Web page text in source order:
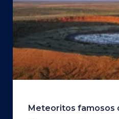
Meteoritos famosos